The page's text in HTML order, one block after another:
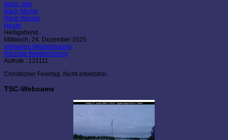
Nach Jahr
Nach Monat
Nach Woche
Heute
Heiligabend
Mittwoch, 24. Dezember 2025
Vorherige Wiederholung
Nächste Wiederholung
Aufrufe : 121111
Christlicher Feiertag. Nicht arbeitsfrei.
TSC-Webcams